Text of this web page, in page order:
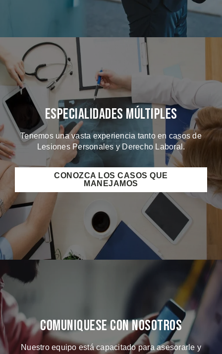
Especialidades Múltiples
Tenemos una vasta experiencia tanto en casos de
Lesiones Personales y Derecho Laboral.
CONOZCA LOS CASOS QUE
MANEJAMOS
Comuniquese Con Nosotros
Nuestro equipo está capacitado para asesorarle y